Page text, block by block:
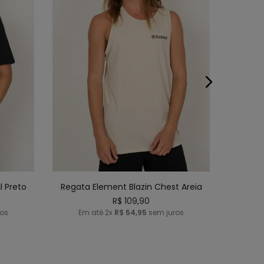
Preto
GG
ADICIONAR AO CARRINHO
Regata Element Blazin Chest Areia
R$ 109,90
Em até 2x R$ 54,95 sem juros